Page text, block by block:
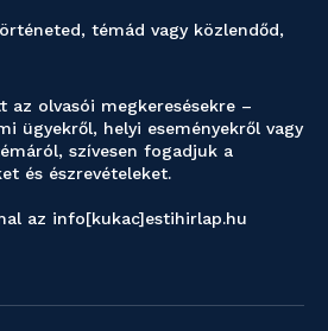
témád vagy közlendőd,
az olvasói megkeresésekre –
ügyekről, helyi eseményekről vagy
szívesen fogadjuk a
és észrevételeket.
az info[kukac]estihirlap.hu